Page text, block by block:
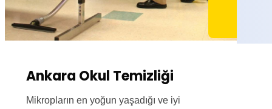
Ankara Okul Temizliği
Mikropların en yoğun yaşadığı ve iyi